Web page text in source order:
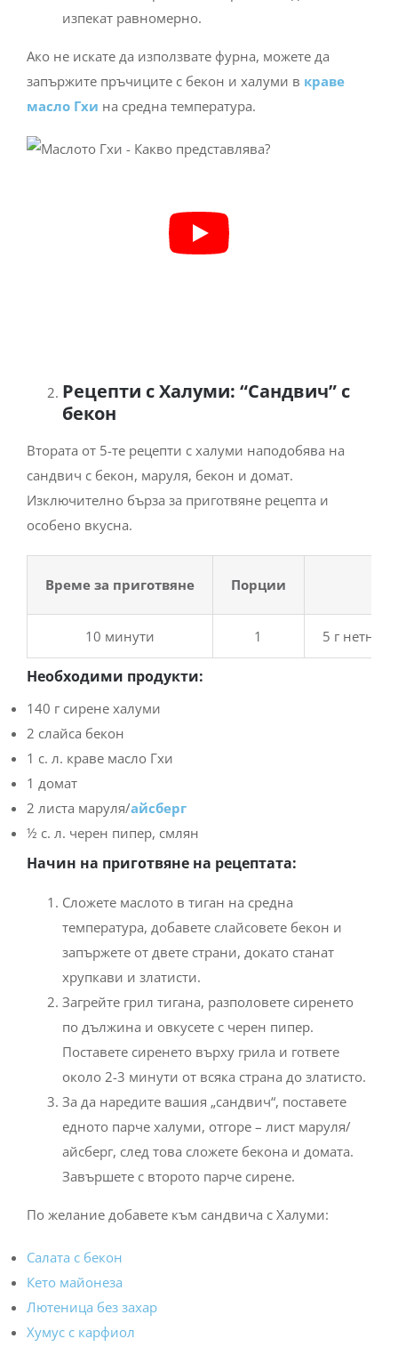
изпекат равномерно.
Ако не искате да използвате фурна, можете да
запържите пръчиците с бекон и халуми в краве
масло Гхи на средна температура.
Рецепти с Халуми: “Сандвич” с
бекон
Втората от 5-те рецепти с халуми наподобява на
сандвич с бекон, маруля, бекон и домат.
Изключително бърза за приготвяне рецепта и
особено вкусна.
Време за приготвяне Порции
10 минути 1 5 г нетни
Необходими продукти:
140 г сирене халуми
2 слайса бекон
1 с. л. краве масло Гхи
1 домат
2 листа маруля/айсберг
½ с. л. черен пипер, смлян
Начин на приготвяне на рецептата:
Сложете маслото в тиган на средна
температура, добавете слайсовете бекон и
запържете от двете страни, докато станат
хрупкави и златисти.
Загрейте грил тигана, разполовете сиренето
по дължина и овкусете с черен пипер.
Поставете сиренето върху грила и гответе
около 2-3 минути от всяка страна до златисто.
За да наредите вашия „сандвич“, поставете
едното парче халуми, отгоре – лист маруля/
айсберг, след това сложете бекона и домата.
Завършете с второто парче сирене.
По желание добавете към сандвича с Халуми:
Салата с бекон
Кето майонеза
Лютеница без захар
Хумус с карфиол